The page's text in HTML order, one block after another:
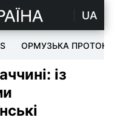
UA
ОРМУЗЬКА ПРОТОКА
із